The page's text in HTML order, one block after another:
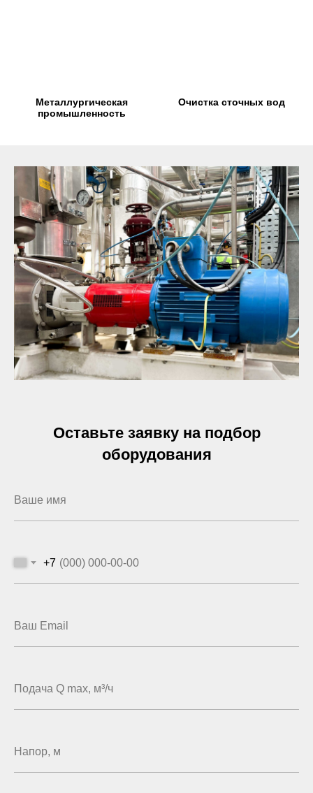
Металлургическая
промышленность
Очистка сточных вод
Оставьте заявку на подбор
оборудования
+7